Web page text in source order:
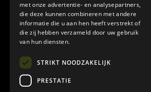
Beton Cire Brabant
Beton cire leverancier
Algemene leverings en betalingsvoorwaarden
met onze advertentie- en analysepartners,
die deze kunnen combineren met andere
informatie die u aan hen heeft verstrekt of
die zij hebben verzameld door uw gebruik
van hun diensten.
STRIKT NOODZAKELIJK
PRESTATIE